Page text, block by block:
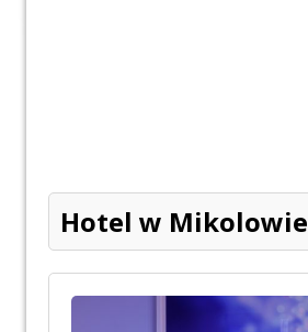
Hotel w Mikolowie